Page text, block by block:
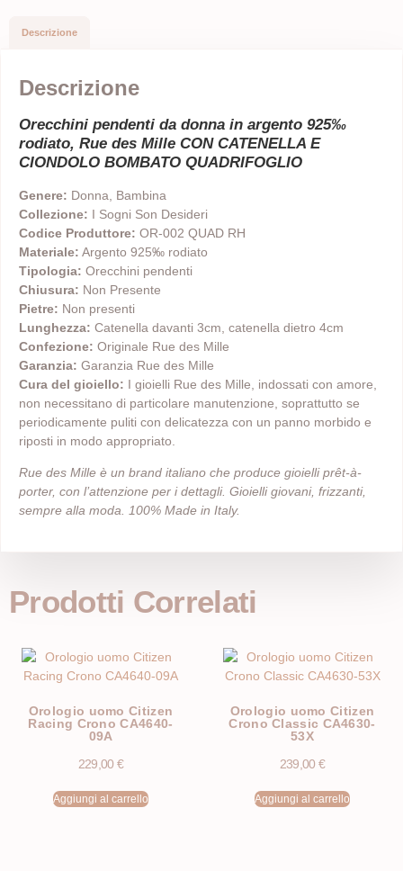
Descrizione
Descrizione
Orecchini pendenti da donna in argento 925‰
rodiato, Rue des Mille CON CATENELLA E
CIONDOLO BOMBATO QUADRIFOGLIO
Genere: Donna, Bambina
Collezione: I Sogni Son Desideri
Codice Produttore: OR-002 QUAD RH
Materiale: Argento 925‰ rodiato
Tipologia: Orecchini pendenti
Chiusura: Non Presente
Pietre: Non presenti
Lunghezza: Catenella davanti 3cm, catenella dietro 4cm
Confezione: Originale Rue des Mille
Garanzia: Garanzia Rue des Mille
Cura del gioiello: I gioielli Rue des Mille, indossati con amore,
non necessitano di particolare manutenzione, soprattutto se
periodicamente puliti con delicatezza con un panno morbido e
riposti in modo appropriato.
Rue des Mille è un brand italiano che produce gioielli prêt-à-
porter, con l’attenzione per i dettagli. Gioielli giovani, frizzanti,
sempre alla moda. 100% Made in Italy.
Prodotti Correlati
Orologio uomo Citizen
Racing Crono CA4640-
09A
229,00 €
Aggiungi al carrello
Orologio uomo Citizen
Crono Classic CA4630-
53X
239,00 €
Aggiungi al carrello